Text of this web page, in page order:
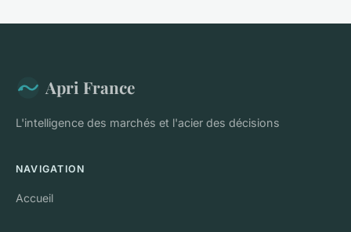
Apri France
L'intelligence des marchés et l'acier des décisions
NAVIGATION
Accueil